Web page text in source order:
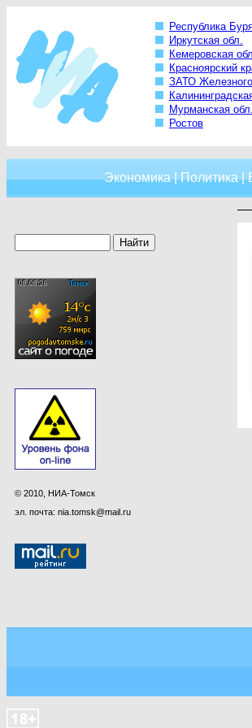
Республика
Иркутская обл.
Кемеровская
Красноярский
ЗАТО
Мурманская обл.
Ростов
Экономика|Политика|
© 2010, НИА-Томск
эл. почта: nia.tomsk@mail.ru